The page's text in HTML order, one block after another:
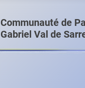
Communauté de
Gabriel Val de